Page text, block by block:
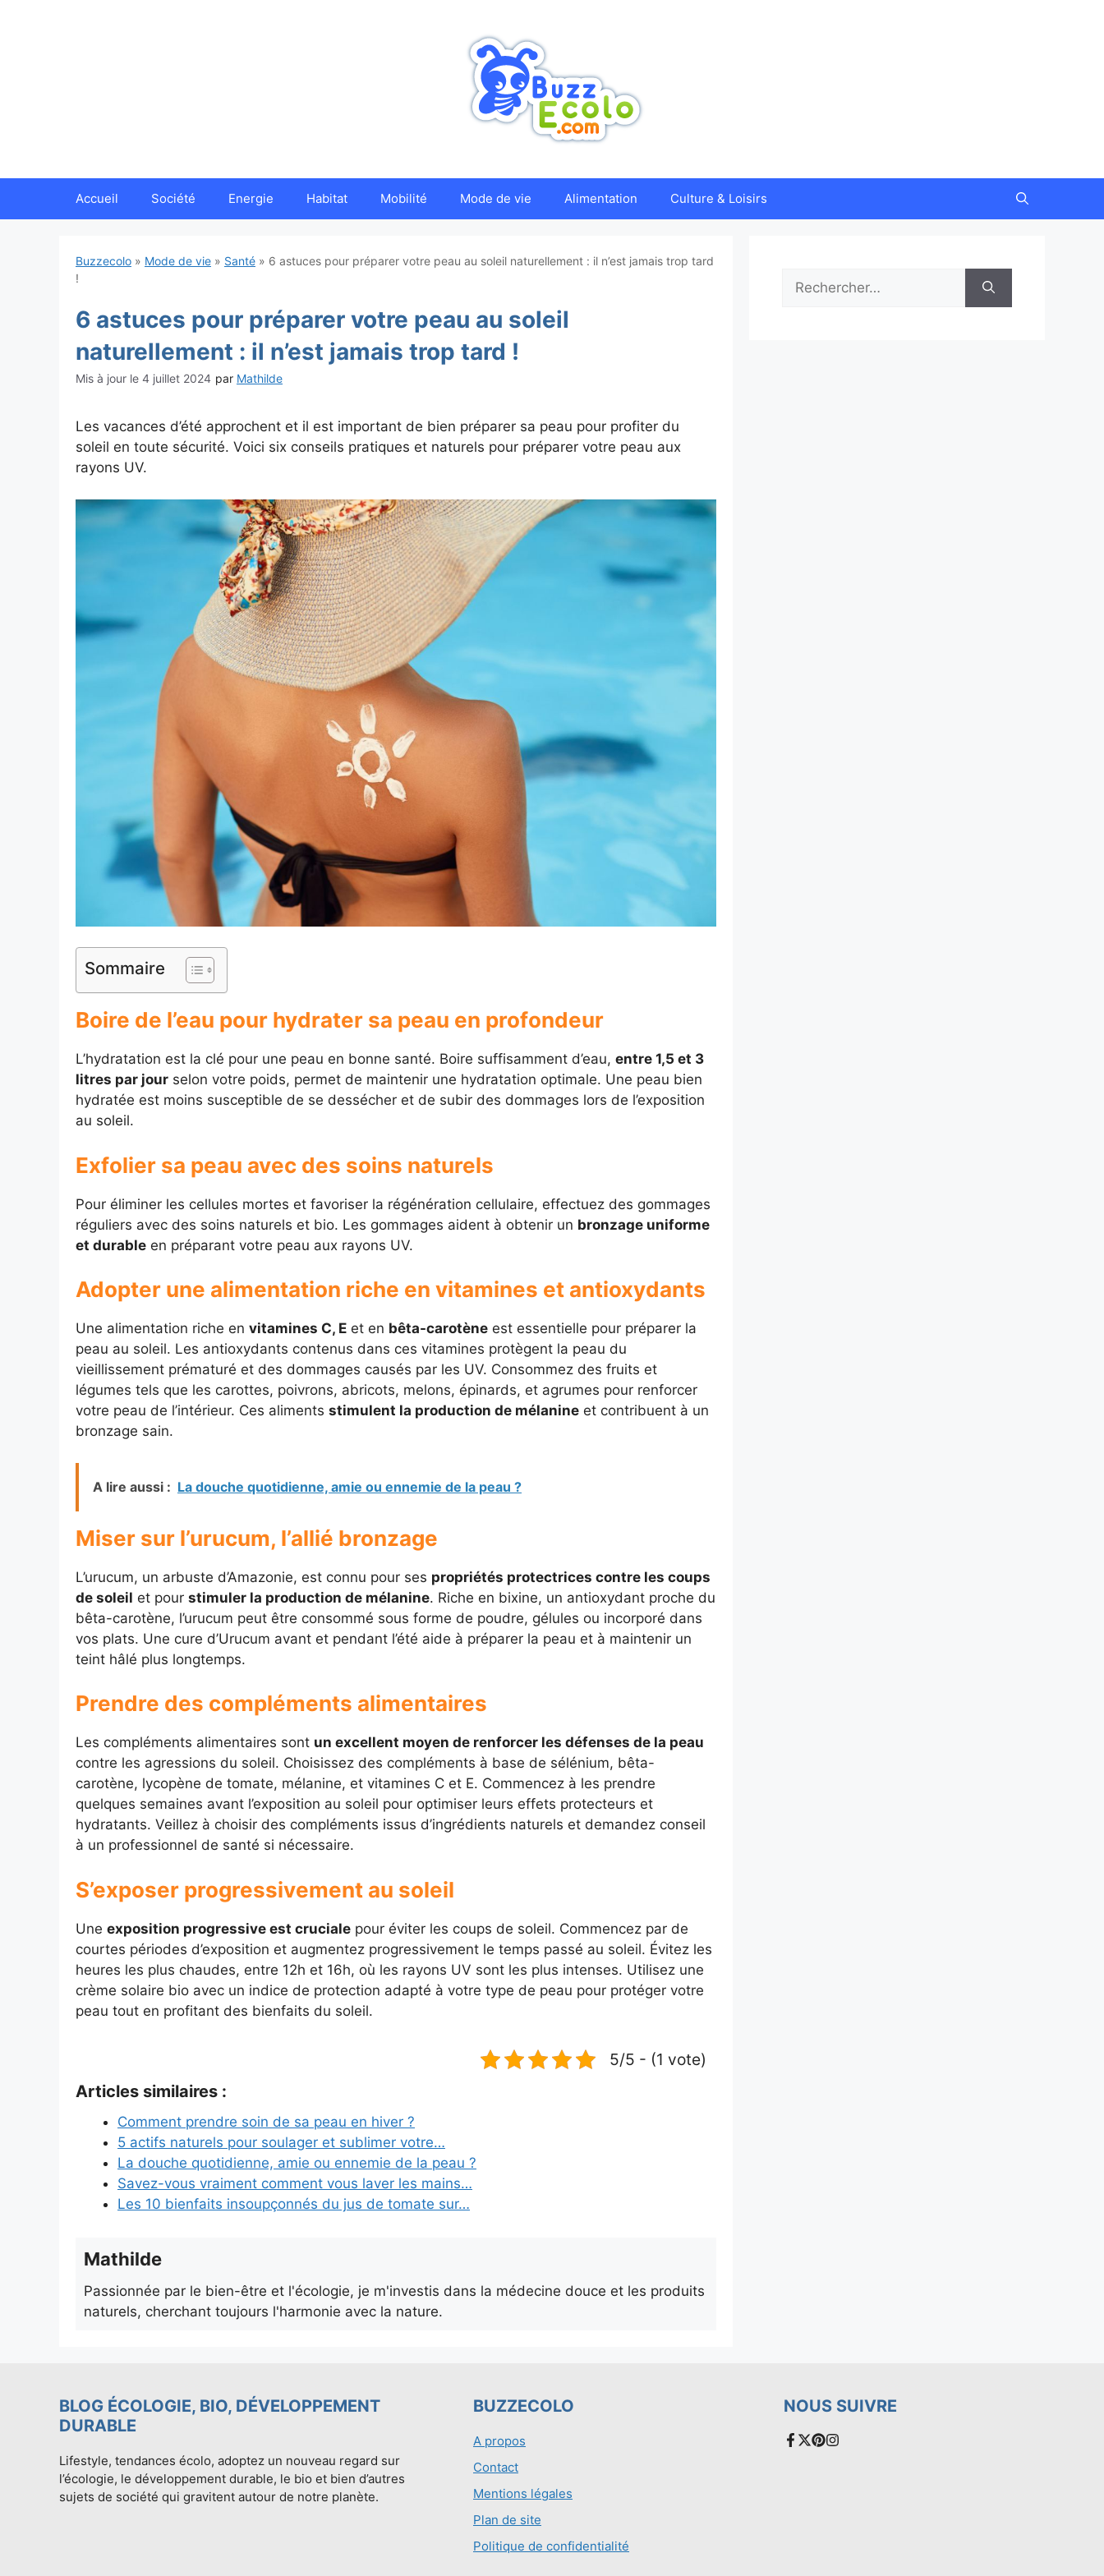
Accueil Société Energie Habitat Mobilité Mode de vie Alimentation Culture & Loisirs
Buzzecolo » Mode de vie » Santé » 6 astuces pour préparer votre peau au soleil naturellement : il n’est jamais trop tard
!
6 astuces pour préparer votre peau au soleil
naturellement : il n’est jamais trop tard !
4 juillet 2024 par Mathilde
Les vacances d’été approchent et il est important de bien préparer sa peau pour profiter du
soleil en toute sécurité. Voici six conseils pratiques et naturels pour préparer votre peau aux
rayons UV.
Sommaire
Boire de l’eau pour hydrater sa peau en profondeur
L’hydratation est la clé pour une peau en bonne santé. Boire suffisamment d’eau, entre 1,5 et 3
litres par jour selon votre poids, permet de maintenir une hydratation optimale. Une peau bien
hydratée est moins susceptible de se dessécher et de subir des dommages lors de l’exposition
au soleil.
Exfolier sa peau avec des soins naturels
Pour éliminer les cellules mortes et favoriser la régénération cellulaire, effectuez des gommages
réguliers avec des soins naturels et bio. Les gommages aident à obtenir un bronzage uniforme
et durable en préparant votre peau aux rayons UV.
Adopter une alimentation riche en vitamines et antioxydants
Une alimentation riche en vitamines C, E et en bêta-carotène est essentielle pour préparer la
peau au soleil. Les antioxydants contenus dans ces vitamines protègent la peau du
vieillissement prématuré et des dommages causés par les UV. Consommez des fruits et
légumes tels que les carottes, poivrons, abricots, melons, épinards, et agrumes pour renforcer
votre peau de l’intérieur. Ces aliments stimulent la production de mélanine et contribuent à un
bronzage sain.
A lire aussi : La douche quotidienne, amie ou ennemie de la peau ?
Miser sur l’urucum, l’allié bronzage
L’urucum, un arbuste d’Amazonie, est connu pour ses propriétés protectrices contre les coups
de soleil et pour stimuler la production de mélanine. Riche en bixine, un antioxydant proche du
bêta-carotène, l’urucum peut être consommé sous forme de poudre, gélules ou incorporé dans
vos plats. Une cure d’Urucum avant et pendant l’été aide à préparer la peau et à maintenir un
teint hâlé plus longtemps.
Prendre des compléments alimentaires
Les compléments alimentaires sont un excellent moyen de renforcer les défenses de la peau
contre les agressions du soleil. Choisissez des compléments à base de sélénium, bêta-
carotène, lycopène de tomate, mélanine, et vitamines C et E. Commencez à les prendre
quelques semaines avant l’exposition au soleil pour optimiser leurs effets protecteurs et
hydratants. Veillez à choisir des compléments issus d’ingrédients naturels et demandez conseil
à un professionnel de santé si nécessaire.
S’exposer progressivement au soleil
Une exposition progressive est cruciale pour éviter les coups de soleil. Commencez par de
courtes périodes d’exposition et augmentez progressivement le temps passé au soleil. Évitez les
heures les plus chaudes, entre 12h et 16h, où les rayons UV sont les plus intenses. Utilisez une
crème solaire bio avec un indice de protection adapté à votre type de peau pour protéger votre
peau tout en profitant des bienfaits du soleil.
5/5 - (1 vote)
Articles similaires :
Comment prendre soin de sa peau en hiver ?
5 actifs naturels pour soulager et sublimer votre…
La douche quotidienne, amie ou ennemie de la peau ?
Savez-vous vraiment comment vous laver les mains…
Les 10 bienfaits insoupçonnés du jus de tomate sur…
Mathilde
Passionnée par le bien-être et l'écologie, je m'investis dans la médecine douce et les produits
naturels, cherchant toujours l'harmonie avec la nature.
Rechercher :
BLOG ÉCOLOGIE, BIO, DÉVELOPPEMENT
DURABLE
Lifestyle, tendances écolo, adoptez un nouveau regard sur
l’écologie, le développement durable, le bio et bien d’autres
sujets de société qui gravitent autour de notre planète.
BUZZECOLO
A propos
Contact
Mentions légales
Plan de site
Politique de confidentialité
NOUS SUIVRE